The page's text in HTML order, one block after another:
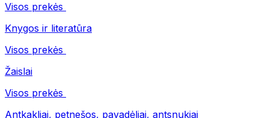
Visos prekės
Knygos ir literatūra
Visos prekės
Žaislai
Visos prekės
Antkakliai, petnešos, pavadėliai, antsnukiai